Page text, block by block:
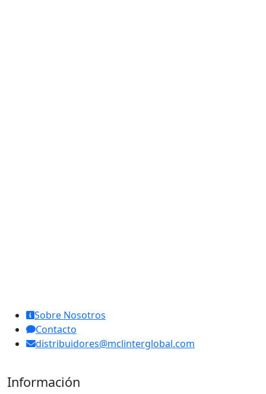
Sobre Nosotros
Contacto
distribuidores@mclinterglobal.com
Información